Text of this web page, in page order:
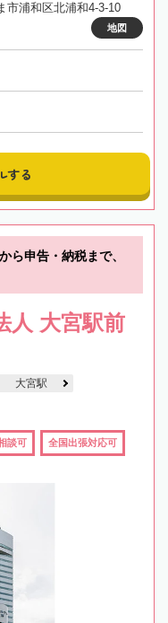
市浦和区北浦和4-3-10
地図
する
ら申告・納税まで、
人 大宮駅前
大宮駅
談可 全国出張対応可